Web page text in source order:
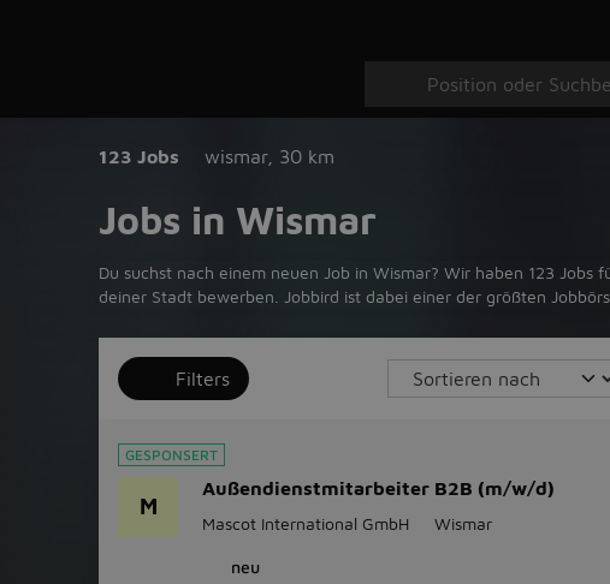
123 Jobs wismar, 30 km
Jobs in Wismar
Du suchst nach einem neuen Job in Wismar? Wir haben 123
deiner Stadt bewerben. Jobbird ist dabei einer der größten
Filters
GESPONSERT
M
Außendienstmitarbeiter B2B (m/w/d)
Mascot International GmbH Wismar
neu